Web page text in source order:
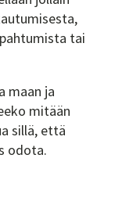
tai
maan ja
mitään
sillä, että
odota.